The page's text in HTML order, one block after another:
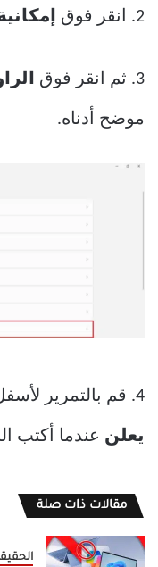
2. انقر فوق
3. ثم انقر فوق
موضح أدناه.
4. قم بالتمرير لأسفل وانقر فوق
يعلن عندما أكتب
مقالات ذات صلة